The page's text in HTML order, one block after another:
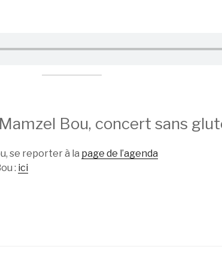
Bou, concert sans
se reporter à la page de l’agenda
: ici